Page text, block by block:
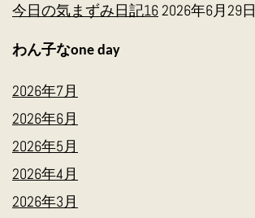
今日の気まずみ日記162026年6月29日
わん子なone day
2026年7月
2026年6月
2026年5月
2026年4月
2026年3月